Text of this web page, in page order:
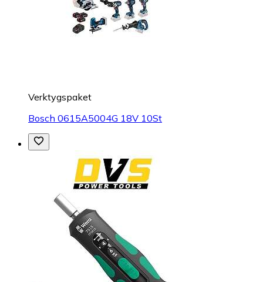
Verktygspaket
Bosch 0615A5004G 18V 10St